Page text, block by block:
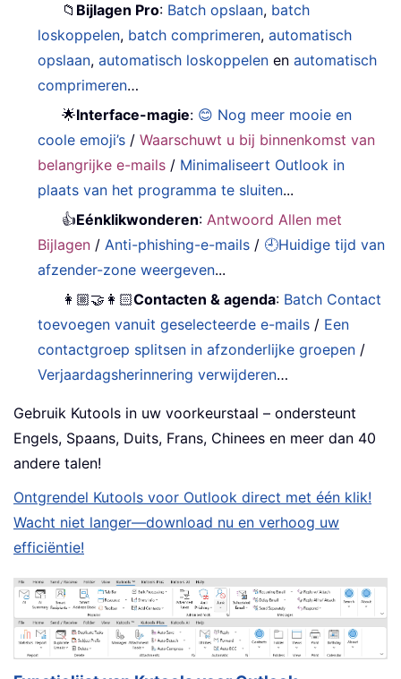
📁 Bijlagen Pro: Batch opslaan, batch
loskoppelen, batch comprimeren,automatisch
opslaan,automatisch loskoppelen enautomatisch
comprimeren…
🌟Interface-magie: 😊 Nog meer mooie en
coole emoji’s /Waarschuwt u bij binnenkomst van
belangrijke e-mails / Minimaliseert Outlook in
plaats van het programma te sluiten...
👍Eénklikwonderen:Antwoord Allen met
Bijlagen /Anti-phishing-e-mails / 🕘Huidige tijd van
afzender-zone weergeven...
👩🏼‍🤝‍👩🏻Contacten & agenda: Batch Contact
toevoegen vanuit geselecteerde e-mails / Een
contactgroep splitsen in afzonderlijke groepen /
Verjaardagsherinnering verwijderen…
Gebruik Kutools in uw voorkeurstaal – ondersteunt
Engels, Spaans, Duits, Frans, Chinees en meer dan 40
andere talen!
Ontgrendel Kutools voor Outlook direct met één klik!
Wacht niet langer—download nu en verhoog uw
efficiëntie!